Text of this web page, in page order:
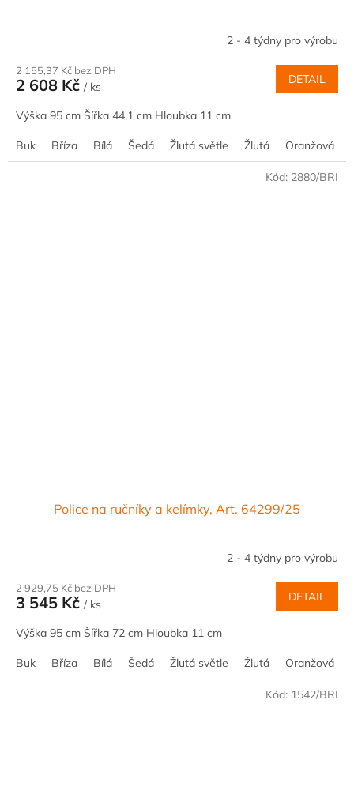
2 - 4 týdny pro výrobu
2 155,37 Kč bez DPH
2 608 Kč / ks
DETAIL
Výška 95 cm Šířka 44,1 cm Hloubka 11 cm
Buk Bříza Bílá Šedá Žlutá světle Žlutá Oranžová
Police na ručníky a kelímky, Art. 64299/25
2 - 4 týdny pro výrobu
2 929,75 Kč bez DPH
3 545 Kč / ks
DETAIL
Výška 95 cm Šířka 72 cm Hloubka 11 cm
Buk Bříza Bílá Šedá Žlutá světle Žlutá Oranžová
Kód: 2880/BRI
Kód: 1542/BRI